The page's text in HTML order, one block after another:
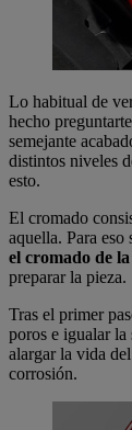
Lo habitual de
hecho
semejante
distintos niveles
esto.
El cromado
aquella. Para eso
el cromado de
preparar la pieza.
Tras el primer
poros e igualar la
alargar la vida
corrosión.